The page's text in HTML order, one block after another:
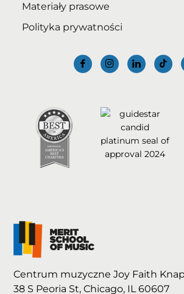
Materiały prasowe
Polityka prywatności
Centrum muzyczne Joy Faith
38 S Peoria St, Chicago, IL 60607